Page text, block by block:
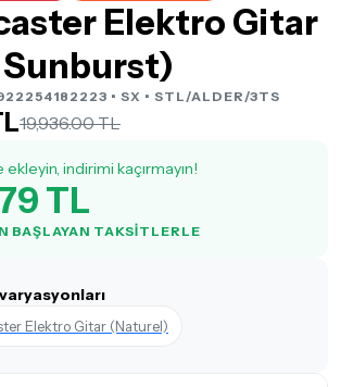
Elektro Gitar
• SX • STL/ALDER/3TS
19,936.00 TL
indirimi kaçırmayın!
TL
BAŞLAYAN TAKSITLERLE
Elektro Gitar (Naturel)